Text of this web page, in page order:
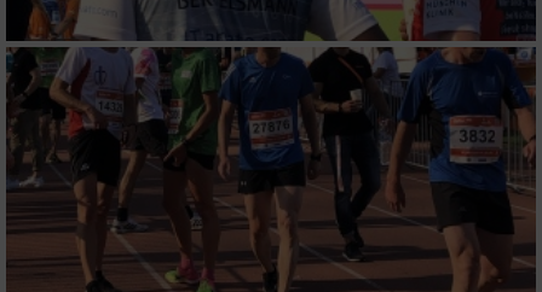
verschiedenen Quellen
Entwicklung und Verbesserung der Angebote
Verwendung reduzierter Daten zur Auswahl
von Inhalten
IAB-Besonderheiten:
Verwendung genauer Standortdaten